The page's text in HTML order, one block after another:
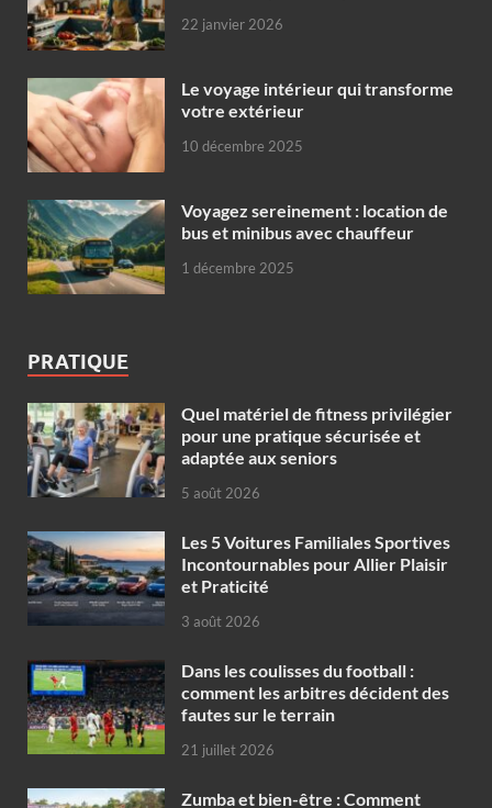
22 janvier 2026
Le voyage intérieur qui transforme
votre extérieur
10 décembre 2025
Voyagez sereinement : location de
bus et minibus avec chauffeur
1 décembre 2025
PRATIQUE
Quel matériel de fitness privilégier
pour une pratique sécurisée et
adaptée aux seniors
5 août 2026
Les 5 Voitures Familiales Sportives
Incontournables pour Allier Plaisir
et Praticité
3 août 2026
Dans les coulisses du football :
comment les arbitres décident des
fautes sur le terrain
21 juillet 2026
Zumba et bien-être : Comment